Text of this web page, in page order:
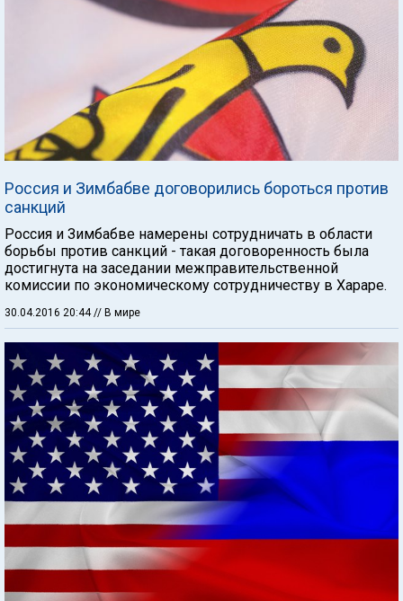
Россия и Зимбабве договорились бороться против
санкций
Россия и Зимбабве намерены сотрудничать в области
борьбы против санкций - такая договоренность была
достигнута на заседании межправительственной
комиссии по экономическому сотрудничеству в Хараре.
30.04.2016 20:44// В мире